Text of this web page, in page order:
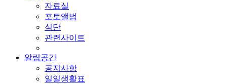
자료실
포토앨범
식단
관련사이트
알림공간
공지사항
일일생활표